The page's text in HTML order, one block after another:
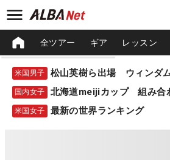
全ツアー ギア レッスン
米国男子 松山英樹ら出場 ウィンダ
国内女子 北海道meijiカップ 組み合
米国女子 最新の世界ランキング